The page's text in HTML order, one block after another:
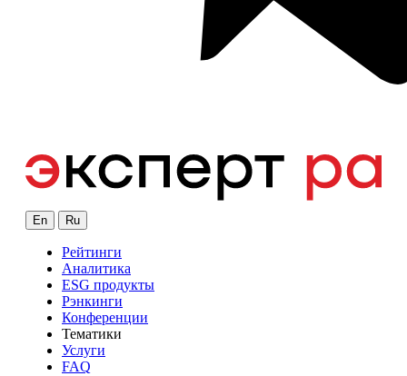
En Ru
Рейтинги
Аналитика
ESG продукты
Рэнкинги
Конференции
Тематики
Услуги
FAQ